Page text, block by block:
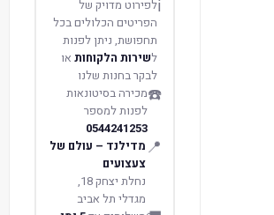
ℹ️לפירוט מדויק של
הפריטים הכלולים בכל
תחפושת, ניתן לפנות
לשירות הלקוחות או
לבקר בחנות שלנו
☎️מכירה בסיטונאות
לפנות למספר
0544241253
📍 מדילנד – עולם של
צעצועים
נחלת יצחק 18,
מגדלי תל אביב